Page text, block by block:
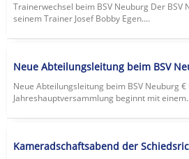
Trainerwechsel beim BSV Neuburg Der BSV
seinem Trainer Josef Bobby Egen....
Neue Abteilungsleitung beim BSV
Neue Abteilungsleitung beim BSV Neuburg €
Jahreshauptversammlung beginnt mit
Kameradschaftsabend der